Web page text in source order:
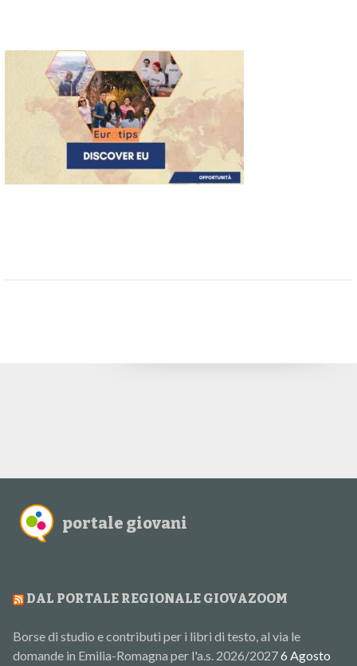
portale giovani
DAL PORTALE REGIONALE GIOVAZOOM
Borse di studio e contributi per i libri di testo, al via le
domande in Emilia-Romagna per l'a.s. 2026/20276 Agosto